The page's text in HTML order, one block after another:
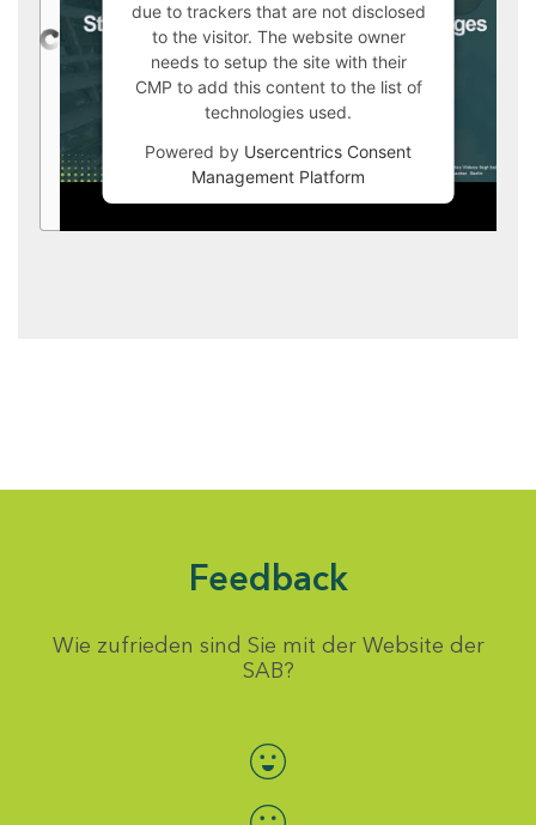
due to trackers that are not disclosed
to the visitor. The website owner
needs to setup the site with their
CMP to add this content to the list of
technologies used.
Powered by Usercentrics Consent
Management Platform
Feedback
Wie zufrieden sind Sie mit der Website der
SAB?
Bewertung auswählen